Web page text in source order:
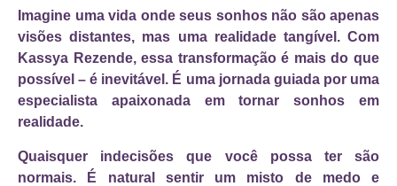
Imagine uma vida onde seus sonhos não são apenas
visões distantes, mas uma realidade tangível. Com
Kassya Rezende, essa transformação é mais do que
possível – é inevitável. É uma jornada guiada por uma
especialista apaixonada em tornar sonhos em
realidade.
Quaisquer indecisões que você possa ter são
normais. É natural sentir um misto de medo e